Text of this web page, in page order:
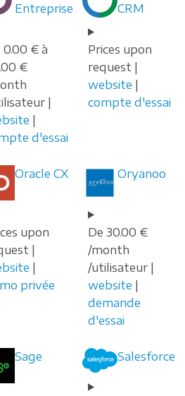
Entreprise
0.00 € à
€
|
|
d'essai
CRM
Prices upon
request |
website |
compte d'essai
Oracle CX
upon
|
|
privée
Oryanoo
De 30.00 €
/month
/utilisateur |
website |
demande
d'essai
Sage Salesforce